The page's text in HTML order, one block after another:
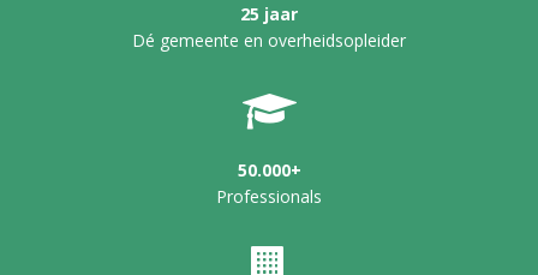
25 jaar
Dé gemeente en overheidsopleider
50.000+
Professionals